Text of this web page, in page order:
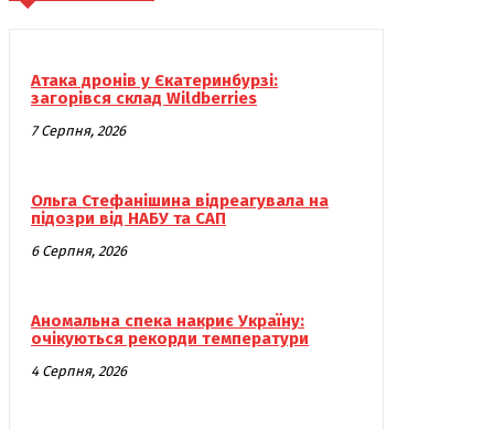
Атака дронів у Єкатеринбурзі:
загорівся склад Wildberries
7 Серпня, 2026
Ольга Стефанішина відреагувала на
підозри від НАБУ та САП
6 Серпня, 2026
Аномальна спека накриє Україну:
очікуються рекорди температури
4 Серпня, 2026